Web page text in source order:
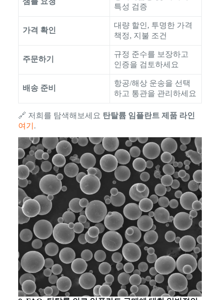
특성 검증
가격 확인
대량 할인, 투명한 가격
책정, 지불 조건
주문하기
규정 준수를 보장하고
인증을 검토하세요
배송 준비
항공/해상 운송을 선택
하고 통관을 관리하세요
🔗 저희를 탐색해보세요 탄탈륨 임플란트 제품 라인
여기 .